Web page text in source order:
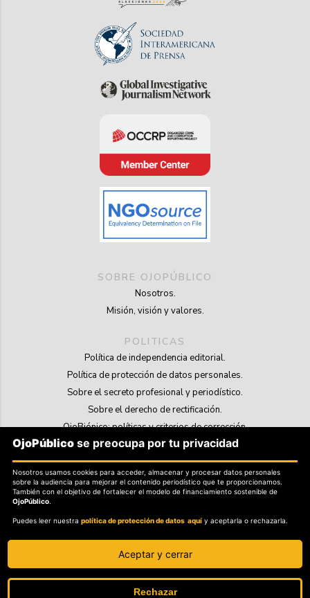
SOBRE OJOPÚBLICO
Nosotros.
Misión, visión y valores.
POLITICAS
Política de independencia editorial.
Política de protección de datos personales.
Sobre el secreto profesional y periodístico.
Sobre el derecho de rectificación.
OjoBiónico: políticas y criterios de corrección.
Sobre libertad de información frente a pedidos de retiro de contenidos.
SOSTENIBILIDAD
La Tienda de OjoPúblico.
OjoLab.
OjoPúblico se preocupa por tu privacidad
Nosotros usamos cookies para acceder, almacenar y procesar datos personales
sobre la audiencia para mejorar el contenido periodístico que te proporcionamos.
También con el objetivo de fortalecer el modelo de financiamiento sostenible de
OjoPúblico.
Puedes leer nuestrapolítica de protección de datos aquí y aceptarla o rechazarla.
Aceptar y cerrar
Rechazar